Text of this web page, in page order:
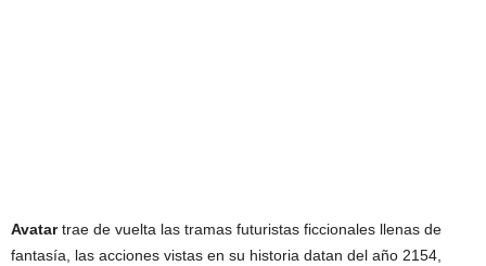
Avatartrae de vuelta las tramas futuristas ficcionales llenas de
fantasía, las acciones vistas en su historia datan del año 2154,